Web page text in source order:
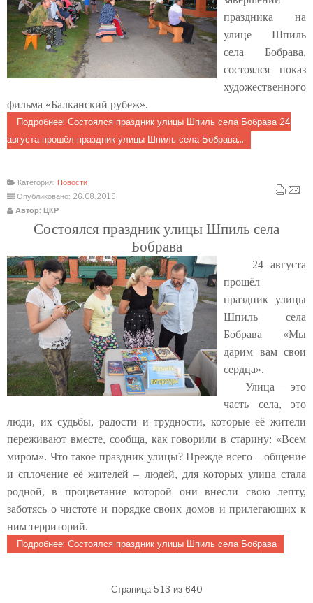
праздника на
улице Шпиль
села Бобрава,
состоялся показ
художественного
фильма «Балканский рубеж».
Подробнее: Состоялся праздник улицы Шпиль села Бобрава 24
августа прошёл праздник улицы Шпиль села Бобрава...
Категория: Новости
Опубликовано: 26.08.2019
Автор: ЦКР
Состоялся праздник улицы Шпиль села
Бобрава
24 августа
прошёл
праздник улицы
Шпиль села
Бобрава «Мы
дарим вам свои
сердца».
Улица – это
часть села, это
люди, их судьбы, радости и трудности, которые её жители
переживают вместе, сообща, как говорили в старину: «Всем
миром». Что такое праздник улицы? Прежде всего – общение
и сплочение её жителей – людей, для которых улица стала
родной, в процветание которой они внесли свою лепту,
заботясь о чистоте и порядке своих домов и прилегающих к
ним территорий.
Подробнее: Состоялся праздник улицы Шпиль села Бобрава
Страница 513 из 640